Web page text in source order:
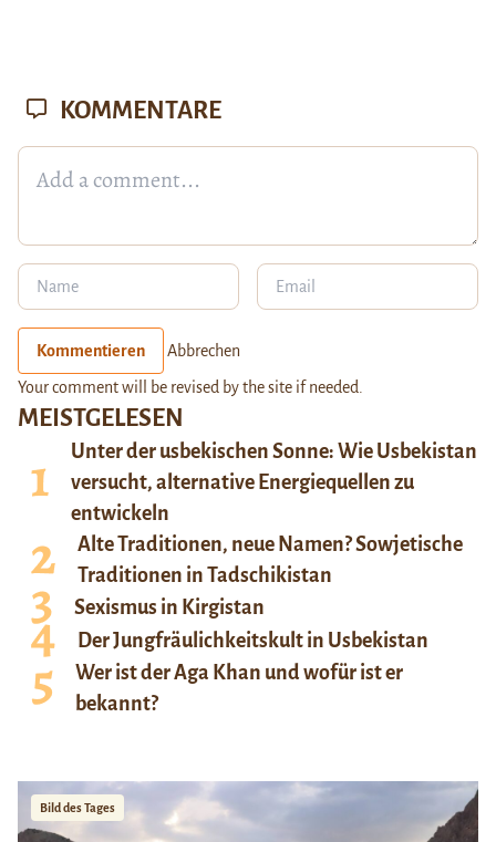
MEISTGELESEN
Unter der usbekischen Sonne: Wie Usbekistan
versucht, alternative Energiequellen zu
entwickeln
Alte Traditionen, neue Namen? Sowjetische
Traditionen in Tadschikistan
Sexismus in Kirgistan
Der Jungfräulichkeitskult in Usbekistan
Wer ist der Aga Khan und wofür ist er
bekannt?
Bild des Tages
KOMMENTARE
Kommentieren Abbrechen
Your comment will be revised by the site if needed.